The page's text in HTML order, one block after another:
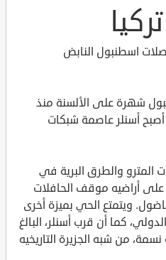
شهرة على الألسنة منذ
أسنلر عاصمة شبكات
والطرق البرية في
أراضيه موقف الحافلات
ويتمتع الحي بميزة أخرى
كما أن قرب أسنلر، البالغ
أكثر من 500ألف نسمة، من شبه الجزيرة التاريخيه